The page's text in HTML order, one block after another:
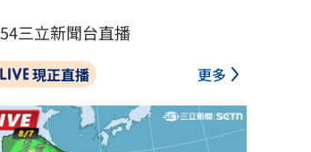
三立新聞台直播
現正直播 更多